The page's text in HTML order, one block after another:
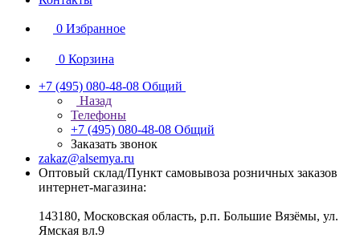
0 Избранное
0 Корзина
+7 (495) 080-48-08 Общий
Назад
Телефоны
+7 (495) 080-48-08 Общий
Заказать звонок
zakaz@alsemya.ru
Оптовый склад/Пункт самовывоза розничных заказов
интернет-магазина:
143180, Московская область, р.п. Большие Вязёмы, ул.
Ямская вл.9